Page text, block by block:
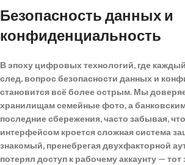
Безопасность данных и
конфиденциальность
В эпоху цифровых технологий, где
след, вопросбезопасности данных и
становится всё более острым. Мы
хранилищам семейные фото, а
последние сбережения, часто забывая,
интерфейсом кроется сложная система
знакомый, пренебрегая двухфакторной
потерял доступ к рабочему аккаунту —